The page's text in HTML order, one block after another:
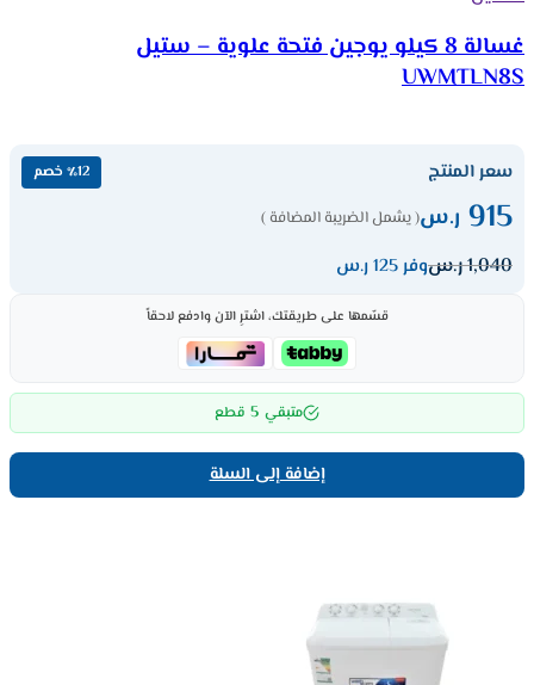
غسالة 8 كيلو يوجين فتحة علوية – ستيل
UWMTLN8S
سعر المنتج ٪12 خصم
915 ر.س( يشمل الضريبة المضافة )
1,040ر.سوفر 125 ر.س
قسّمها على طريقتك، اشترِ الآن وادفع لاحقاً
متبقي 5 قطع
إضافة إلى السلة